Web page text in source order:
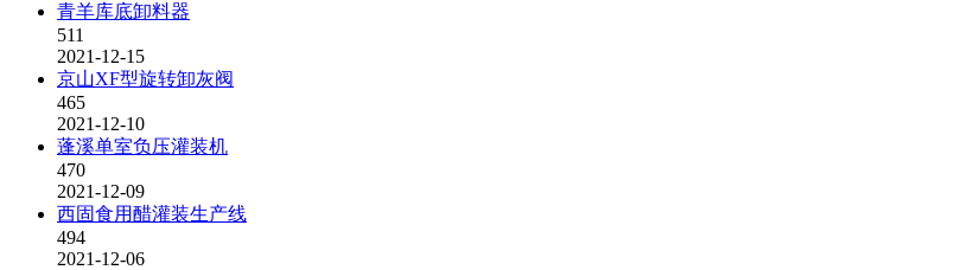
青羊库底卸料器
511
2021-12-15
京山XF型旋转卸灰阀
465
2021-12-10
蓬溪单室负压灌装机
470
2021-12-09
西固食用醋灌装生产线
494
2021-12-06